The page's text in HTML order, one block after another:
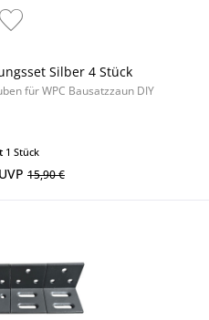
Silber 4 Stück
für WPC Bausatzzaun DIY
1 Stück
UVP 15,90 €